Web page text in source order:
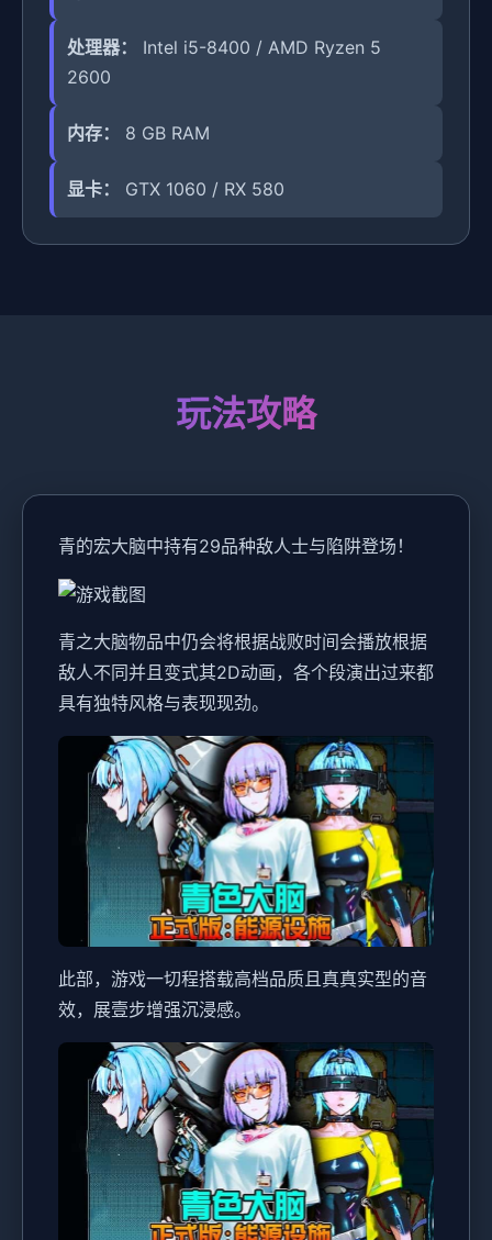
处理器：
Intel i5-8400 / AMD Ryzen 5
2600
内存： 8 GB RAM
显卡： GTX 1060 / RX 580
玩法攻略
青的宏大脑中持有29品种敌人士与陷阱登场！
青之大脑物品中仍会将根据战败时间会播放根据
敌人不同并且变式其2D动画，各个段演出过来都
具有独特风格与表现现劲。
此部，游戏一切程搭载高档品质且真真实型的音
效，展壹步增强沉浸感。